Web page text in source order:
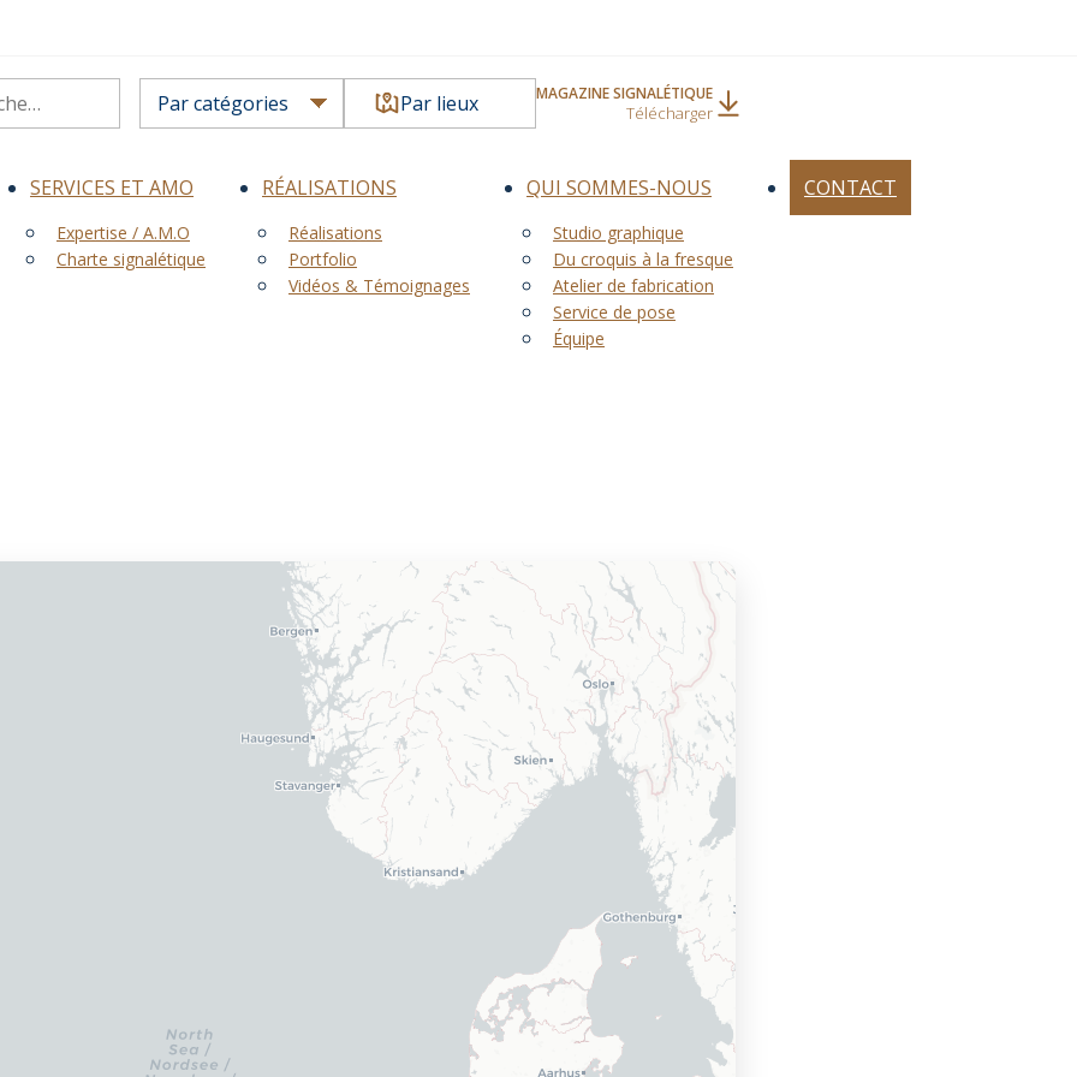
Par lieux MAGAZINE SIGNALÉTIQUE
Télécharger
SERVICES ET AMO
Expertise / A.M.O
Charte signalétique
RÉALISATIONS
Réalisations
Portfolio
Vidéos & Témoignages
QUI SOMMES-NOUS
Studio graphique
Du croquis à la fresque
Atelier de fabrication
Service de pose
Équipe
CONTACT